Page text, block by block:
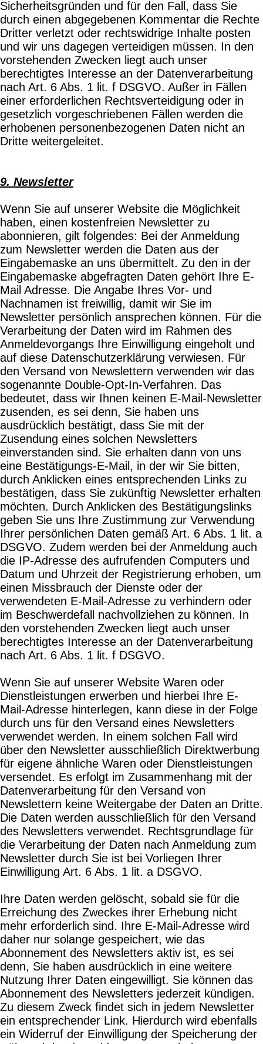
Sicherheitsgründen und für den Fall, dass Sie
durch einen abgegebenen Kommentar die Rechte
Dritter verletzt oder rechtswidrige Inhalte posten
und wir uns dagegen verteidigen müssen. In den
vorstehenden Zwecken liegt auch unser
berechtigtes Interesse an der Datenverarbeitung
nach Art. 6 Abs. 1 lit. f DSGVO. Außer in Fällen
einer erforderlichen Rechtsverteidigung oder in
gesetzlich vorgeschriebenen Fällen werden die
erhobenen personenbezogenen Daten nicht an
Dritte weitergeleitet.
9. Newsletter
Wenn Sie auf unserer Website die Möglichkeit
haben, einen kostenfreien Newsletter zu
abonnieren, gilt folgendes: Bei der Anmeldung
zum Newsletter werden die Daten aus der
Eingabemaske an uns übermittelt. Zu den in der
Eingabemaske abgefragten Daten gehört Ihre E-
Mail Adresse. Die Angabe Ihres Vor- und
Nachnamen ist freiwillig, damit wir Sie im
Newsletter persönlich ansprechen können. Für die
Verarbeitung der Daten wird im Rahmen des
Anmeldevorgangs Ihre Einwilligung eingeholt und
auf diese Datenschutzerklärung verwiesen. Für
den Versand von Newslettern verwenden wir das
sogenannte Double-Opt-In-Verfahren. Das
bedeutet, dass wir Ihnen keinen E-Mail-Newsletter
zusenden, es sei denn, Sie haben uns
ausdrücklich bestätigt, dass Sie mit der
Zusendung eines solchen Newsletters
einverstanden sind. Sie erhalten dann von uns
eine Bestätigungs-E-Mail, in der wir Sie bitten,
durch Anklicken eines entsprechenden Links zu
bestätigen, dass Sie zukünftig Newsletter erhalten
möchten. Durch Anklicken des Bestätigungslinks
geben Sie uns Ihre Zustimmung zur Verwendung
Ihrer persönlichen Daten gemäß Art. 6 Abs. 1 lit. a
DSGVO. Zudem werden bei der Anmeldung auch
die IP-Adresse des aufrufenden Computers und
Datum und Uhrzeit der Registrierung erhoben, um
einen Missbrauch der Dienste oder der
verwendeten E-Mail-Adresse zu verhindern oder
im Beschwerdefall nachvollziehen zu können. In
den vorstehenden Zwecken liegt auch unser
berechtigtes Interesse an der Datenverarbeitung
nach Art. 6 Abs. 1 lit. f DSGVO.
Wenn Sie auf unserer Website Waren oder
Dienstleistungen erwerben und hierbei Ihre E-
Mail-Adresse hinterlegen, kann diese in der Folge
durch uns für den Versand eines Newsletters
verwendet werden. In einem solchen Fall wird
über den Newsletter ausschließlich Direktwerbung
für eigene ähnliche Waren oder Dienstleistungen
versendet. Es erfolgt im Zusammenhang mit der
Datenverarbeitung für den Versand von
Newslettern keine Weitergabe der Daten an Dritte.
Die Daten werden ausschließlich für den Versand
des Newsletters verwendet. Rechtsgrundlage für
die Verarbeitung der Daten nach Anmeldung zum
Newsletter durch Sie ist bei Vorliegen Ihrer
Einwilligung Art. 6 Abs. 1 lit. a DSGVO.
Ihre Daten werden gelöscht, sobald sie für die
Erreichung des Zweckes ihrer Erhebung nicht
mehr erforderlich sind. Ihre E-Mail-Adresse wird
daher nur solange gespeichert, wie das
Abonnement des Newsletters aktiv ist, es sei
denn, Sie haben ausdrücklich in eine weitere
Nutzung Ihrer Daten eingewilligt. Sie können das
Abonnement des Newsletters jederzeit kündigen.
Zu diesem Zweck findet sich in jedem Newsletter
ein entsprechender Link. Hierdurch wird ebenfalls
ein Widerruf der Einwilligung der Speicherung der